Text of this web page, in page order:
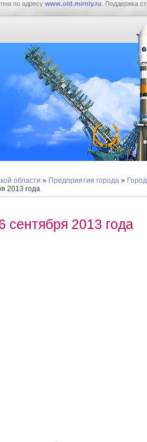
по адресу www.old.mirniy.ru . Поддержка
области » Предприятия города »
2013 года
сентября 2013 года